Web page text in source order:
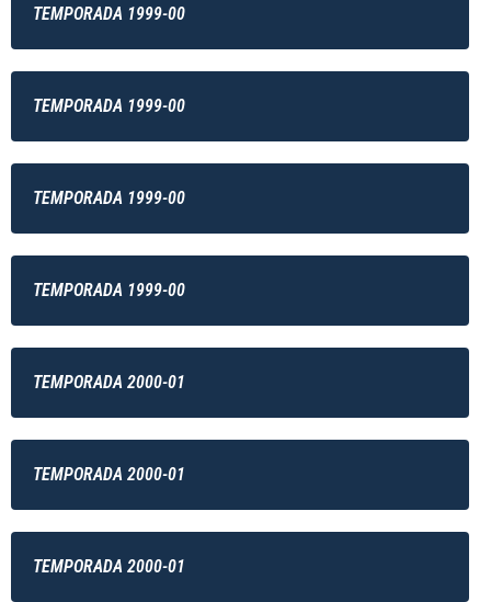
TEMPORADA 1999-00
TEMPORADA 1999-00
TEMPORADA 1999-00
TEMPORADA 1999-00
TEMPORADA 2000-01
TEMPORADA 2000-01
TEMPORADA 2000-01